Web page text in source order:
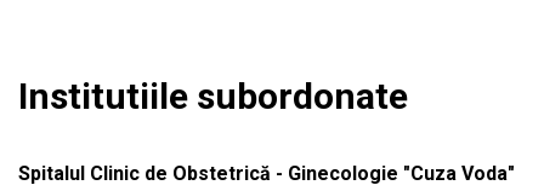
Institutiile subordonate
Spitalul Clinic de Obstetrică - Ginecologie "Cuza Voda"